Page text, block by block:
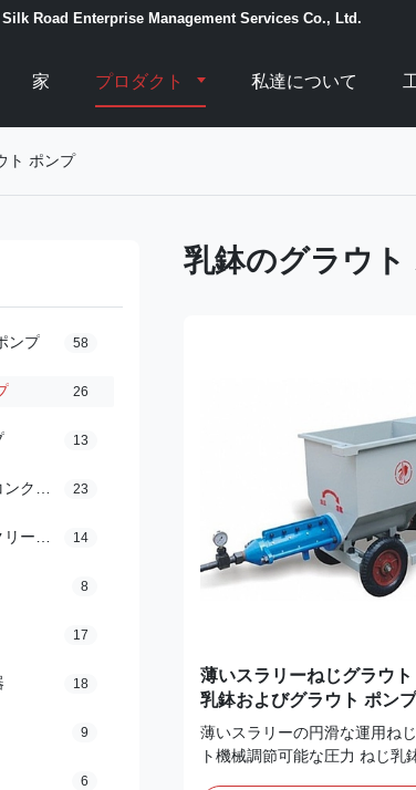
Road Enterprise Management Services Co., Ltd.
家 プロダクト 私達について
ト ポンプ
ンプ 58
26
13
23
14
8
17
18
9
6
乳鉢のグラウト
薄いスラリーねじグラウ
乳鉢およびグラウト ポン
承認
薄いスラリーの円滑な運用ね
ト機械調節可能な圧力 ねじ乳